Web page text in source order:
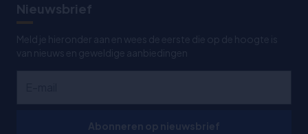
Nieuwsbrief
Meld je hieronder aan en wees de eerste die op de hoogte is
van nieuws en geweldige aanbiedingen